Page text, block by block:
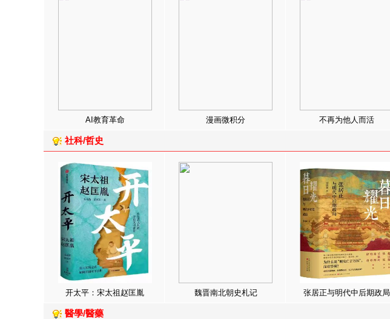
AI教育革命 漫画微积分 不再为他人而活
社科/哲史
开太平：宋太祖赵匡胤 魏晋南北朝史札记 张居正与明代中后期政局
醫學/醫藥